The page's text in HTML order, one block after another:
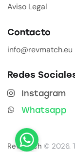
Aviso Legal
Contacto
info@revmatch.eu
Redes
Instagram
Whatsapp
Revmatch © 2026.